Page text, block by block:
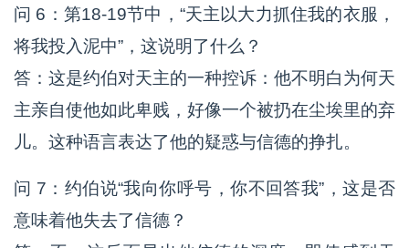
问 6：第18-19节中，“天主以大力抓住我的衣服，
将我投入泥中”，这说明了什么？
答：这是约伯对天主的一种控诉：他不明白为何天
主亲自使他如此卑贱，好像一个被扔在尘埃里的弃
儿。这种语言表达了他的疑惑与信德的挣扎。
问 7：约伯说“我向你呼号，你不回答我”，这是否
意味着他失去了信德？